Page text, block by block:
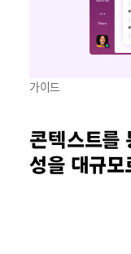
가이드
콘텍스트를
성을 대규모